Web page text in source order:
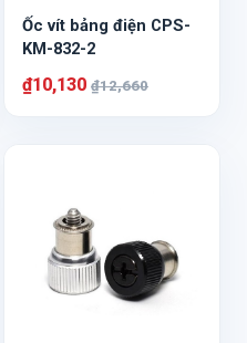
Ốc vít bảng điện CPS-
KM-832-2
₫10,130 ₫12,660